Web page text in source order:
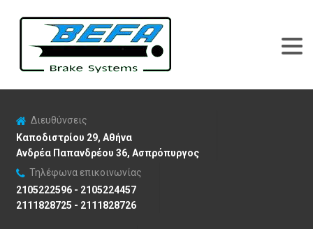
Διευθύνσεις
Καποδιστρίου 29, Αθήνα
Ανδρέα Παπανδρέου 36, Ασπρόπυργος
Τηλέφωνα επικοινωνίας
2105222596 - 2105224457
2111828725 - 2111828726